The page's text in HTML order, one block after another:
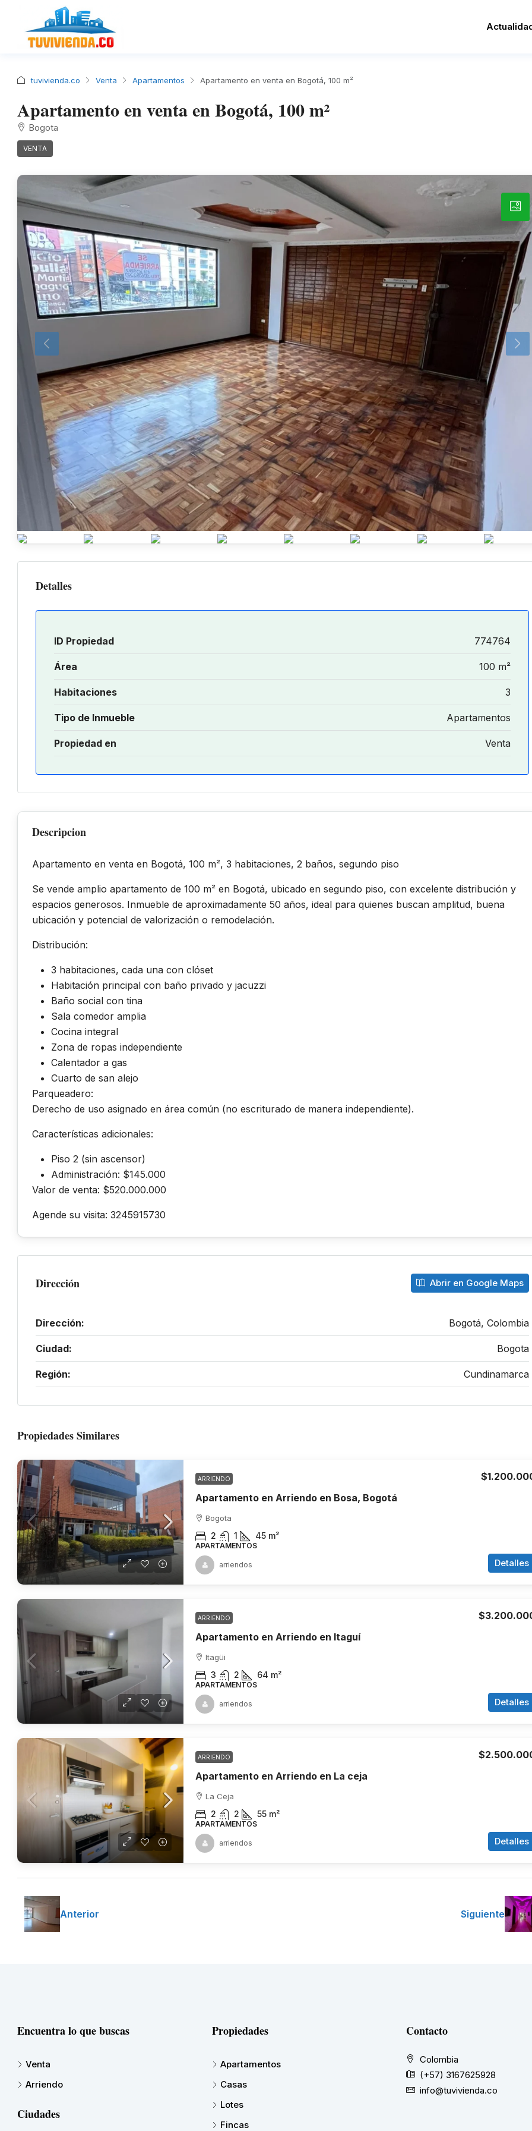
tuvivienda.co Venta Apartamentos Apartamento en venta en Bogotá, 100 m²
Apartamento en venta en Bogotá, 100 m²
Bogota
VENTA
Detalles
ID Propiedad 774764
Área 100 m²
Habitaciones 3
Tipo de Inmueble Apartamentos
Propiedad en Venta
Descripcion
Apartamento en venta en Bogotá, 100 m², 3 habitaciones, 2 baños, segundo piso
Se vende amplio apartamento de 100 m² en Bogotá, ubicado en segundo piso, con excelente distribución y
espacios generosos. Inmueble de aproximadamente 50 años, ideal para quienes buscan amplitud, buena
ubicación y potencial de valorización o remodelación.
Distribución:
3 habitaciones, cada una con clóset
Habitación principal con baño privado y jacuzzi
Baño social con tina
Sala comedor amplia
Cocina integral
Zona de ropas independiente
Calentador a gas
Cuarto de san alejo
Parqueadero:
Derecho de uso asignado en área común (no escriturado de manera independiente).
Características adicionales:
Piso 2 (sin ascensor)
Administración: $145.000
Valor de venta: $520.000.000
Agende su visita: 3245915730
Dirección Abrir en Google Maps
Dirección: Bogotá, Colombia
Ciudad: Bogota
Región: Cundinamarca
Propiedades Similares
ARRIENDO
Apartamento en Arriendo en Bosa, Bogotá
Bogota
2 1 45 m²
APARTAMENTOS
Detalles
arriendos
ARRIENDO
Apartamento en Arriendo en Itaguí
Itagüi
3 2 64 m²
APARTAMENTOS
Detalles
arriendos
ARRIENDO
Apartamento en Arriendo en La ceja
La Ceja
2 2 55 m²
APARTAMENTOS
Detalles
arriendos
Anterior Siguiente
Encuentra lo que buscas
Venta
Arriendo
Ciudades
Propiedades
Apartamentos
Casas
Lotes
Fincas
Contacto
Colombia
(+57) 3167625928
info@tuvivienda.co